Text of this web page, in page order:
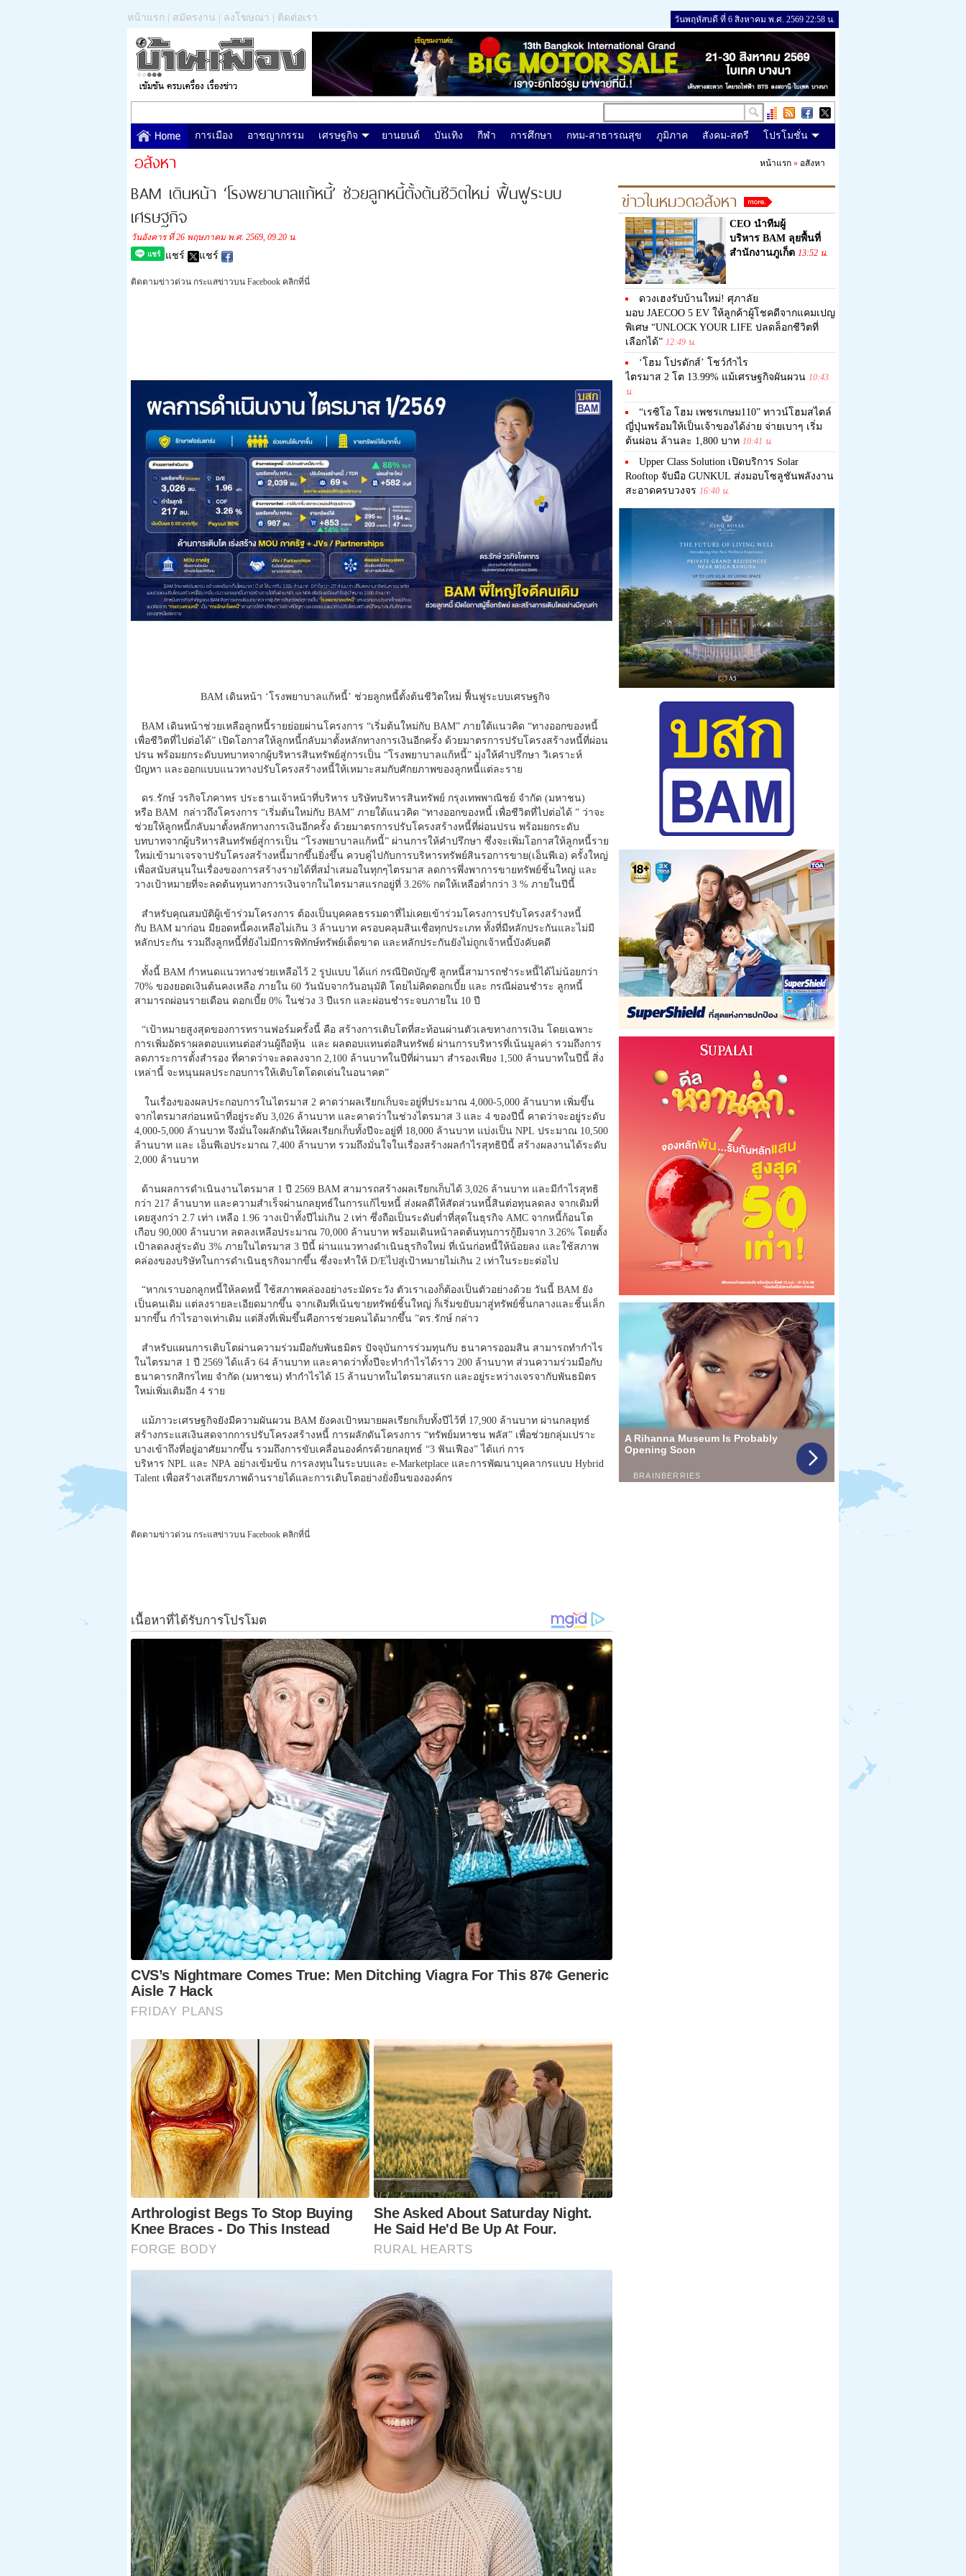
หน้าแรก สมัครงาน ลงโฆษณา ติดต่อเรา วันพฤหัสบดี ที่ 6 สิงหาคม พ.ศ. 2569 22:58 น.
การเมือง อาชญากรรม เศรษฐกิจ ยานยนต์ บันเทิง กีฬา การศึกษา กทม-สาธารณสุข ภูมิภาค สังคม-สตรี โปรโมชั่น
อสังหา
BAM เดินหน้า ‘โรงพยาบาลแก้หนี้’ ช่วยลูกหนี้ตั้งต้นชีวิตใหม่ ฟื้นฟูระบบ
เศรษฐกิจ
วันอังคาร ที่ 26 พฤษภาคม พ.ศ. 2569, 09.20 น.
แชร์ แชร์
ติดตามข่าวด่วน กระแสข่าวบน Facebook คลิกที่นี่
BAM เดินหน้า ‘โรงพยาบาลแก้หนี้’ ช่วยลูกหนี้ตั้งต้นชีวิตใหม่ ฟื้นฟูระบบเศรษฐกิจ
BAM เดินหน้าช่วยเหลือลูกหนี้รายย่อยผ่านโครงการ “เริ่มต้นใหม่กับ BAM” ภายใต้แนวคิด “ทางออกของหนี้
เพื่อชีวิตที่ไปต่อได้” เปิดโอกาสให้ลูกหนี้กลับมาตั้งหลักทางการเงินอีกครั้ง ด้วยมาตรการปรับโครงสร้างหนี้ที่ผ่อน
ปรน พร้อมยกระดับบทบาทจากผู้บริหารสินทรัพย์สู่การเป็น “โรงพยาบาลแก้หนี้” มุ่งให้คำปรึกษา วิเคราะห์
ปัญหา และออกแบบแนวทางปรับโครงสร้างหนี้ให้เหมาะสมกับศักยภาพของลูกหนี้แต่ละราย
ดร.รักษ์ วรกิจโภคาทร ประธานเจ้าหน้าที่บริหาร บริษัทบริหารสินทรัพย์ กรุงเทพพาณิชย์ จำกัด (มหาชน)
หรือ BAM กล่าวถึงโครงการ “เริ่มต้นใหม่กับ BAM” ภายใต้แนวคิด “ทางออกของหนี้ เพื่อชีวิตที่ไปต่อได้ ” ว่าจะ
ช่วยให้ลูกหนี้กลับมาตั้งหลักทางการเงินอีกครั้ง ด้วยมาตรการปรับโครงสร้างหนี้ที่ผ่อนปรน พร้อมยกระดับ
บทบาทจากผู้บริหารสินทรัพย์สู่การเป็น “โรงพยาบาลแก้หนี้” ผ่านการให้คำปรึกษา ซึ่งจะเพิ่มโอกาสให้ลูกหนี้ราย
ใหม่เข้ามาเจรจาปรับโครงสร้างหนี้มากขึ้นยิ่งขึ้น ควบคู่ไปกับการบริหารทรัพย์สินรอการขาย(เอ็นพีเอ) ครั้งใหญ่
เพื่อสนับสนุนในเรื่องของการสร้างรายได้ที่สม่ำเสมอในทุกๆไตรมาส ลดการพึ่งพาการขายทรัพย์ชิ้นใหญ่ และ
วางเป้าหมายที่จะลดต้นทุนทางการเงินจากในไตรมาสแรกอยู่ที่ 3.26% กดให้เหลือต่ำกว่า 3 % ภายในปีนี้
สำหรับคุณสมบัติผู้เข้าร่วมโครงการ ต้องเป็นบุคคลธรรมดาที่ไม่เคยเข้าร่วมโครงการปรับโครงสร้างหนี้
กับ BAM มาก่อน มียอดหนี้คงเหลือไม่เกิน 3 ล้านบาท ครอบคลุมสินเชื่อทุกประเภท ทั้งที่มีหลักประกันและไม่มี
หลักประกัน รวมถึงลูกหนี้ที่ยังไม่มีการพิทักษ์ทรัพย์เด็ดขาด และหลักประกันยังไม่ถูกเจ้าหนี้บังคับคดี
ทั้งนี้ BAM กำหนดแนวทางช่วยเหลือไว้ 2 รูปแบบ ได้แก่ กรณีปิดบัญชี ลูกหนี้สามารถชำระหนี้ได้ไม่น้อยกว่า
70% ของยอดเงินต้นคงเหลือ ภายใน 60 วันนับจากวันอนุมัติ โดยไม่คิดดอกเบี้ย และ กรณีผ่อนชำระ ลูกหนี้
สามารถผ่อนรายเดือน ดอกเบี้ย 0% ในช่วง 3 ปีแรก และผ่อนชำระจบภายใน 10 ปี
“เป้าหมายสูงสุดของการทรานฟอร์มครั้งนี้ คือ สร้างการเติบโตที่สะท้อนผ่านตัวเลขทางการเงิน โดยเฉพาะ
การเพิ่มอัตราผลตอบแทนต่อส่วนผู้ถือหุ้น และ ผลตอบแทนต่อสินทรัพย์ ผ่านการบริหารที่เน้นมูลค่า รวมถึงการ
ลดภาระการตั้งสำรอง ที่คาดว่าจะลดลงจาก 2,100 ล้านบาทในปีที่ผ่านมา สำรองเพียง 1,500 ล้านบาทในปีนี้ สิ่ง
เหล่านี้ จะหนุนผลประกอบการให้เติบโตโดดเด่นในอนาคต”
ในเรื่องของผลประกอบการในไตรมาส 2 คาดว่าผลเรียกเก็บจะอยู่ที่ประมาณ 4,000-5,000 ล้านบาท เพิ่มขึ้น
จากไตรมาสก่อนหน้าที่อยู่ระดับ 3,026 ล้านบาท และคาดว่าในช่วงไตรมาส 3 และ 4 ของปีนี้ คาดว่าจะอยู่ระดับ
4,000-5,000 ล้านบาท จึงมั่นใจผลักดันให้ผลเรียกเก็บทั้งปีจะอยู่ที่ 18,000 ล้านบาท แบ่งเป็น NPL ประมาณ 10,500
ล้านบาท และ เอ็นพีเอประมาณ 7,400 ล้านบาท รวมถึงมั่นใจในเรื่องสร้างผลกำไรสุทธิปีนี้ สร้างผลงานได้ระดับ
2,000 ล้านบาท
ด้านผลการดำเนินงานไตรมาส 1 ปี 2569 BAM สามารถสร้างผลเรียกเก็บได้ 3,026 ล้านบาท และมีกำไรสุทธิ
กว่า 217 ล้านบาท และความสำเร็จผ่านกลยุทธ์ในการแก้ไขหนี้ ส่งผลดีให้สัดส่วนหนี้สินต่อทุนลดลง จากเดิมที่
เคยสูงกว่า 2.7 เท่า เหลือ 1.96 วางเป้าทั้งปีไม่เกิน 2 เท่า ซึ่งถือเป็นระดับต่ำที่สุดในธุรกิจ AMC จากหนี้ก้อนโต
เกือบ 90,000 ล้านบาท ลดลงเหลือประมาณ 70,000 ล้านบาท พร้อมเดินหน้าลดต้นทุนการกู้ยืมจาก 3.26% โดยตั้ง
เป้าลดลงสู่ระดับ 3% ภายในไตรมาส 3 ปีนี้ ผ่านแนวทางดำเนินธุรกิจใหม่ ที่เน้นก่อหนี้ให้น้อยลง และใช้สภาพ
คล่องของบริษัทในการดำเนินธุรกิจมากขึ้น ซึ่งจะทำให้ D/Eไปสู่เป้าหมายไม่เกิน 2 เท่าในระยะต่อไป
“หากเราบอกลูกหนี้ให้ลดหนี้ ใช้สภาพคล่องอย่างระมัดระวัง ตัวเราเองก็ต้องเป็นตัวอย่างด้วย วันนี้ BAM ยัง
เป็นคนเดิม แต่ลงรายละเอียดมากขึ้น จากเดิมที่เน้นขายทรัพย์ชิ้นใหญ่ ก็เริ่มขยับมาสู่ทรัพย์ชิ้นกลางและชิ้นเล็ก
มากขึ้น กำไรอาจเท่าเดิม แต่สิ่งที่เพิ่มขึ้นคือการช่วยคนได้มากขึ้น ”ดร.รักษ์ กล่าว
สำหรับแผนการเติบโตผ่านความร่วมมือกับพันธมิตร ปัจจุบันการร่วมทุนกับ ธนาคารออมสิน สามารถทำกำไร
ในไตรมาส 1 ปี 2569 ได้แล้ว 64 ล้านบาท และคาดว่าทั้งปีจะทำกำไรได้ราว 200 ล้านบาท ส่วนความร่วมมือกับ
ธนาคารกสิกรไทย จำกัด (มหาชน) ทำกำไรได้ 15 ล้านบาทในไตรมาสแรก และอยู่ระหว่างเจรจากับพันธมิตร
ใหม่เพิ่มเติมอีก 4 ราย
แม้ภาวะเศรษฐกิจยังมีความผันผวน BAM ยังคงเป้าหมายผลเรียกเก็บทั้งปีไว้ที่ 17,900 ล้านบาท ผ่านกลยุทธ์
สร้างกระแสเงินสดจากการปรับโครงสร้างหนี้ การผลักดันโครงการ “ทรัพย์มหาชน พลัส” เพื่อช่วยกลุ่มเปราะ
บางเข้าถึงที่อยู่อาศัยมากขึ้น รวมถึงการขับเคลื่อนองค์กรด้วยกลยุทธ์ “3 ฟันเฟือง” ได้แก่ การ
บริหาร NPL และ NPA อย่างเข้มข้น การลงทุนในระบบและ e-Marketplace และการพัฒนาบุคลากรแบบ Hybrid
Talent เพื่อสร้างเสถียรภาพด้านรายได้และการเติบโตอย่างยั่งยืนขององค์กร
ติดตามข่าวด่วน กระแสข่าวบน Facebook คลิกที่นี่
หน้าแรก » อสังหา
ข่าวในหมวดอสังหา
CEO นำทีมผู้
บริหาร BAM ลุยพื้นที่
สำนักงานภูเก็ต 13:52 น.
ดวงเฮงรับบ้านใหม่! ศุภาลัย
มอบ JAECOO 5 EV ให้ลูกค้าผู้โชคดีจากแคมเปญ
พิเศษ “UNLOCK YOUR LIFE ปลดล็อกชีวิตที่
เลือกได้” 12:49 น.
‘โฮม โปรดักส์’ โชว์กำไร
ไตรมาส 2 โต 13.99% แม้เศรษฐกิจผันผวน 10:43
น.
“เรซิโอ โฮม เพชรเกษม110” ทาวน์โฮมสไตล์
ญี่ปุ่นพร้อมให้เป็นเจ้าของได้ง่าย จ่ายเบาๆ เริ่ม
ต้นผ่อน ล้านละ 1,800 บาท 10:41 น.
Upper Class Solution เปิดบริการ Solar
Rooftop จับมือ GUNKUL ส่งมอบโซลูชันพลังงาน
สะอาดครบวงจร 16:40 น.